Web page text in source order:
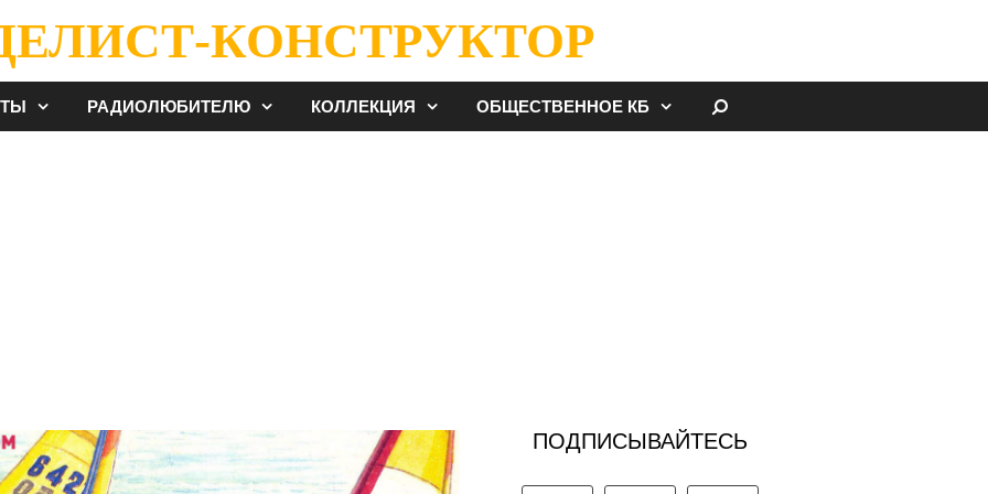
КОНСТРУКТОР
РАДИОЛЮБИТЕЛЮ КОЛЛЕКЦИЯ ОБЩЕСТВЕННОЕ КБ
ПОДПИСЫВАЙТЕСЬ